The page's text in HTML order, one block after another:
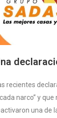
recientes
narco” y
una de